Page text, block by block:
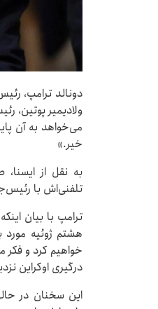
دونالد ترامپ،
ولادیمیر پوتین،
می‌خواهد به آن
خیر.»
به نقل از
تلفنی‌اش با
ترامپ با بیان
هشتم ژوئیه
خواهیم کرد و فکر
درگیری اوکراین
این سخنان در